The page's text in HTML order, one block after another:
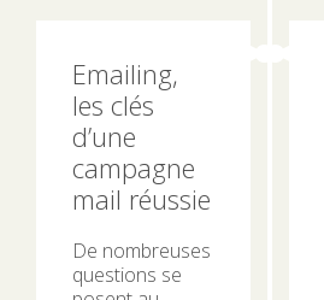
Emailing,
les clés
d’une
campagne
mail réussie
De nombreuses
questions se